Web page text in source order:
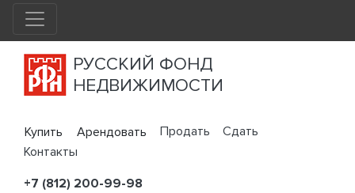
РУССКИЙ ФОНД
НЕДВИЖИМОСТИ
Купить Арендовать Продать
Сдать
Контакты
+7 (812) 200-99-98